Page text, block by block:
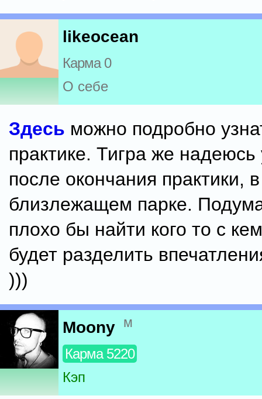
likeocean
Карма 0
О себе
Здесь можно подробно
практике. Тигра же надеюсь
после окончания практики, в
близлежащем парке.
плохо бы найти кого то с
будет разделить
)))
Moony м
Карма 5220
Кэп